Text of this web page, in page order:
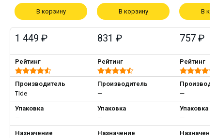
В корзину В корзину В
1 449 ₽ 831 ₽ 757 ₽
Рейтинг Рейтинг Рейтинг
Производитель
Тide
Производитель
—
—
Упаковка
—
Упаковка
—
Упаковка
—
Назначение
Назначение
Назначение